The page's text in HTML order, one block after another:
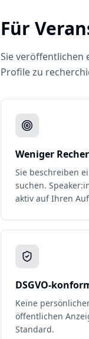
Für
Sie veröffentlichen
Profile zu
Weniger
Sie beschreiben
suchen.
aktiv auf Ihren
DSGVO-
Keine
öffentlichen
Standard.